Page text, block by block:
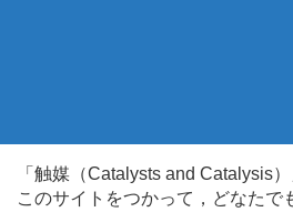
「触媒（Catalysts and Catalysis
このサイトをつかって，どなた